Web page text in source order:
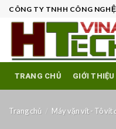
Skip
content
CÔNG TY TNHH CÔNG
TRANG CHỦ GIỚI THIỆU
Trang chủ / Máy vặn vít - Tô vít